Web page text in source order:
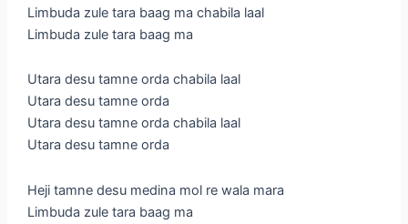
Limbuda zule tara baag ma chabila laal
Limbuda zule tara baag ma
Utara desu tamne orda chabila laal
Utara desu tamne orda
Utara desu tamne orda chabila laal
Utara desu tamne orda
Heji tamne desu medina mol re wala mara
Limbuda zule tara baag ma